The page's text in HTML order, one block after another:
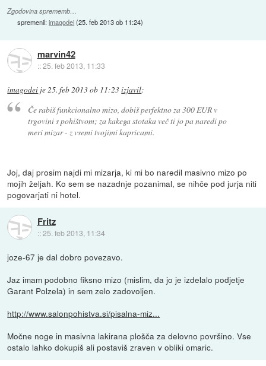
Zgodovina sprememb…
spremenil:imagodei(25. feb 2013 ob 11:24)
marvin42
::25. feb 2013, 11:33
imagodei je25. feb 2013 ob 11:23izjavil:
Če rabiš funkcionalno mizo, dobiš perfektno za 300 EUR v
trgovini s pohištvom; za kakega stotaka več ti jo pa naredi po
meri mizar - z vsemi tvojimi kapricami.
Joj, daj prosim najdi mi mizarja, ki mi bo naredil masivno mizo po
mojih željah. Ko sem se nazadnje pozanimal, se nihče pod jurja niti
pogovarjati ni hotel.
Fritz
::25. feb 2013, 11:34
joze-67 je dal dobro povezavo.
Jaz imam podobno fiksno mizo (mislim, da jo je izdelalo podjetje
Garant Polzela) in sem zelo zadovoljen.
http://www.salonpohistva.si/pisalna-miz...
Močne noge in masivna lakirana plošča za delovno površino. Vse
ostalo lahko dokupiš ali postaviš zraven v obliki omaric.